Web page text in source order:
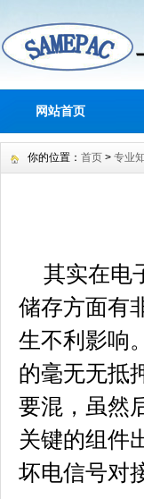
网站首页
你的位置： 首页 > 专业
其实在电
储存方面有
生不利影响
的毫无无抵
要混，虽然
关键的组件
坏电信号对